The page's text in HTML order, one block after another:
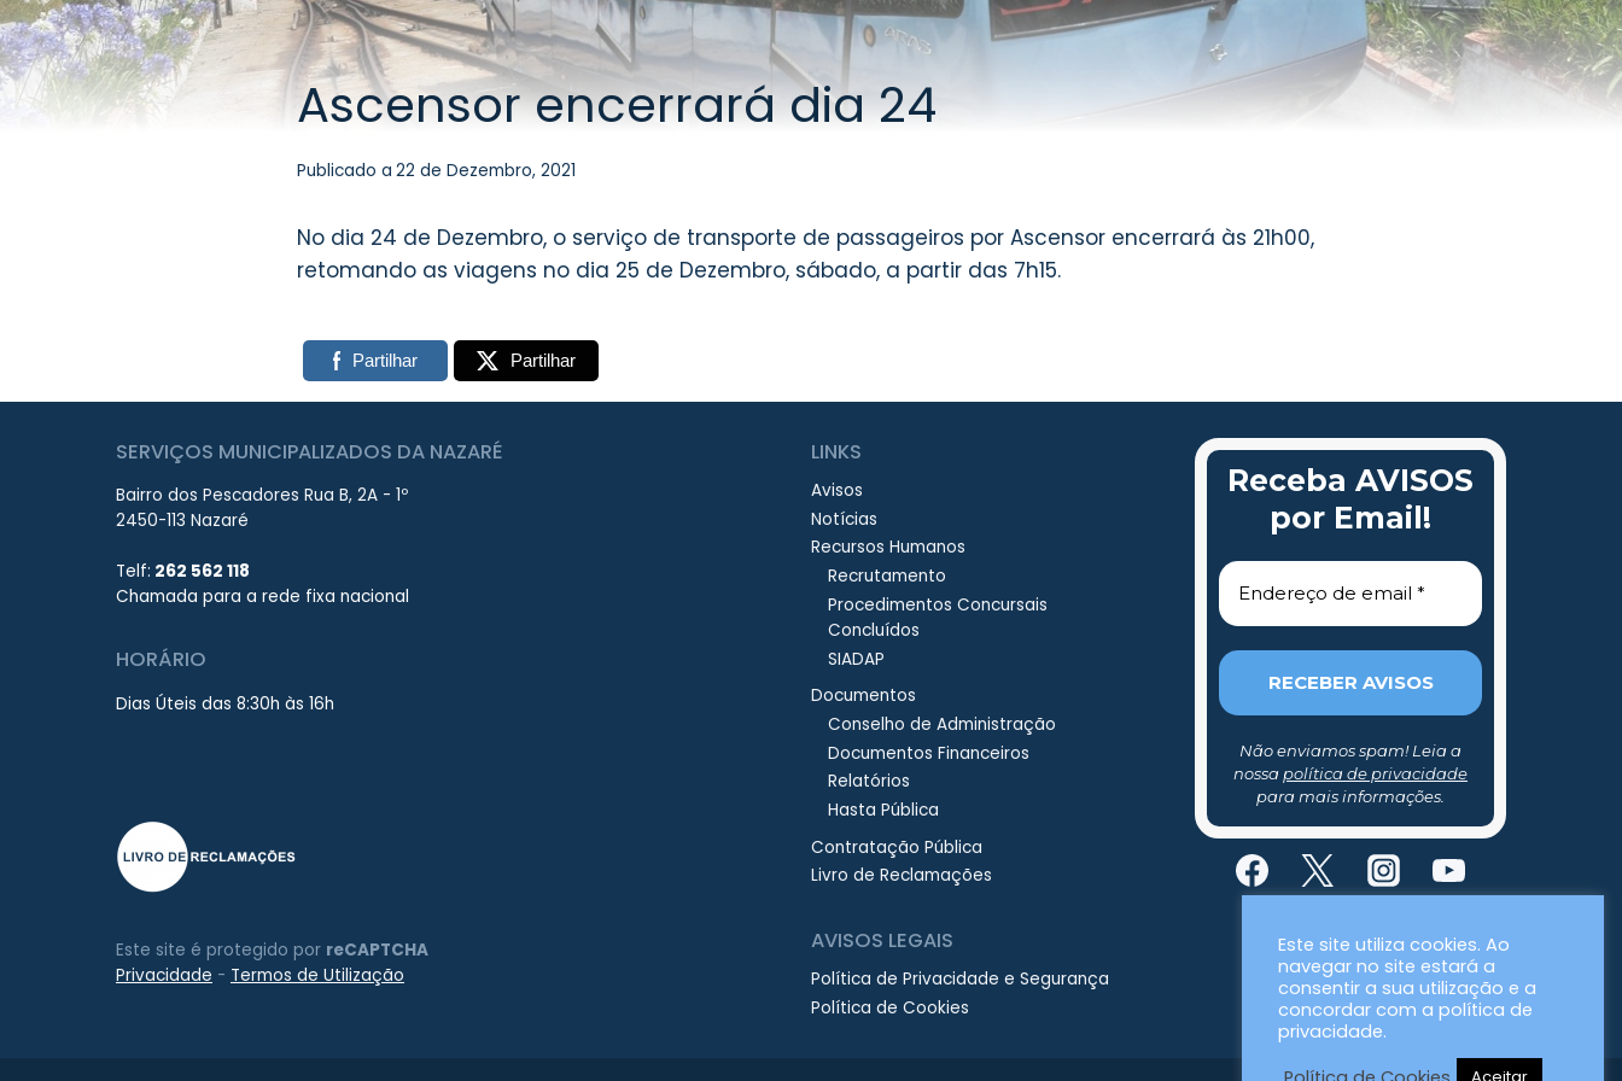
Ascensor encerrará dia 24
Publicado a 22 de Dezembro, 2021
No dia 24 de Dezembro, o serviço de transporte de passageiros por Ascensor encerrará às 21h00,
retomando as viagens no dia 25 de Dezembro, sábado, a partir das 7h15.
Partilhar Partilhar
SERVIÇOS MUNICIPALIZADOS DA NAZARÉ
Bairro dos Pescadores Rua B, 2A - 1º
2450-113 Nazaré
Telf: 262 562 118
Chamada para a rede fixa nacional
HORÁRIO
Dias Úteis das 8:30h às 16h
Este site é protegido por reCAPTCHA
Privacidade - Termos de Utilização
LINKS
Avisos
Notícias
Recursos Humanos
Recrutamento
Procedimentos Concursais
Concluídos
SIADAP
Documentos
Conselho de Administração
Documentos Financeiros
Relatórios
Hasta Pública
Contratação Pública
Livro de Reclamações
AVISOS LEGAIS
Política de Privacidade e Segurança
Política de Cookies
Receba AVISOS
por Email!
Não enviamos spam! Leia a
nossa política de privacidade
para mais informações.
Este site utiliza cookies. Ao
navegar no site estará a
consentir a sua utilização e a
concordar com a política de
privacidade.